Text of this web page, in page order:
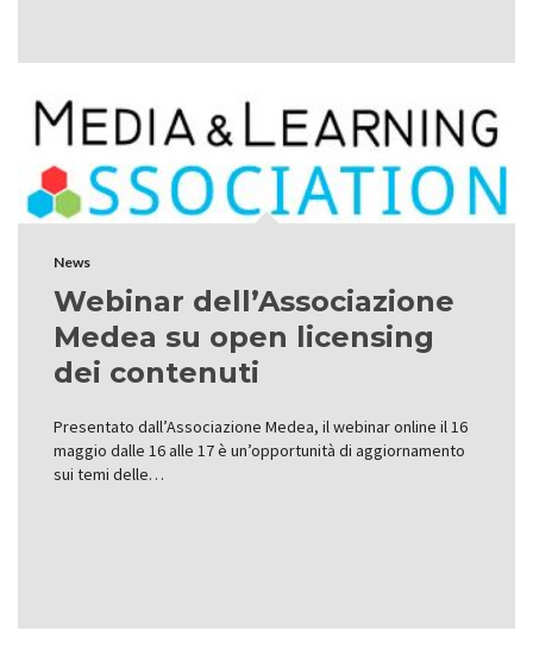
News
Webinar dell’Associazione
Medea su open licensing
dei contenuti
Presentato dall’Associazione Medea, il webinar online il 16
maggio dalle 16 alle 17 è un’opportunità di aggiornamento
sui temi delle…